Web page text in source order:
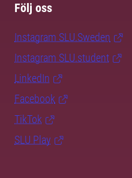
Följ oss
Instagram SLU.Sweden
Instagram SLU.student
LinkedIn
Facebook
TikTok
SLU Play